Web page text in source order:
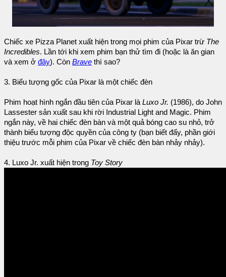
Chiếc xe Pizza Planet xuất hiện trong mọi phim của Pixar trừ The
Incredibles. Lần tới khi xem phim bạn thử tìm đi (hoặc là ăn gian
và xem ở đây). Còn Brave thì sao?
3. Biểu tượng gốc của Pixar là một chiếc đèn
Phim hoạt hình ngắn đầu tiên của Pixar là Luxo Jr. (1986), do John
Lassester sản xuất sau khi rời Industrial Light and Magic. Phim
ngắn này, về hai chiếc đèn bàn và một quả bóng cao su nhỏ, trở
thành biểu tượng độc quyền của công ty (bạn biết đấy, phần giới
thiệu trước mỗi phim của Pixar về chiếc đèn bàn nhảy nhảy).
4. Luxo Jr. xuất hiện trong Toy Story